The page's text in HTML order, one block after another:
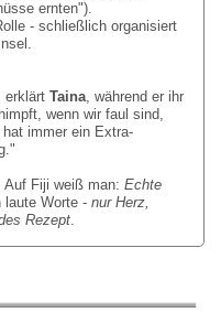
ernten").
- schließlich organisiert
erklärt Taina, während er ihr
wenn wir faul sind,
immer ein Extra-
Auf Fiji weiß man: Echte
laute Worte - nur Herz,
Rezept.